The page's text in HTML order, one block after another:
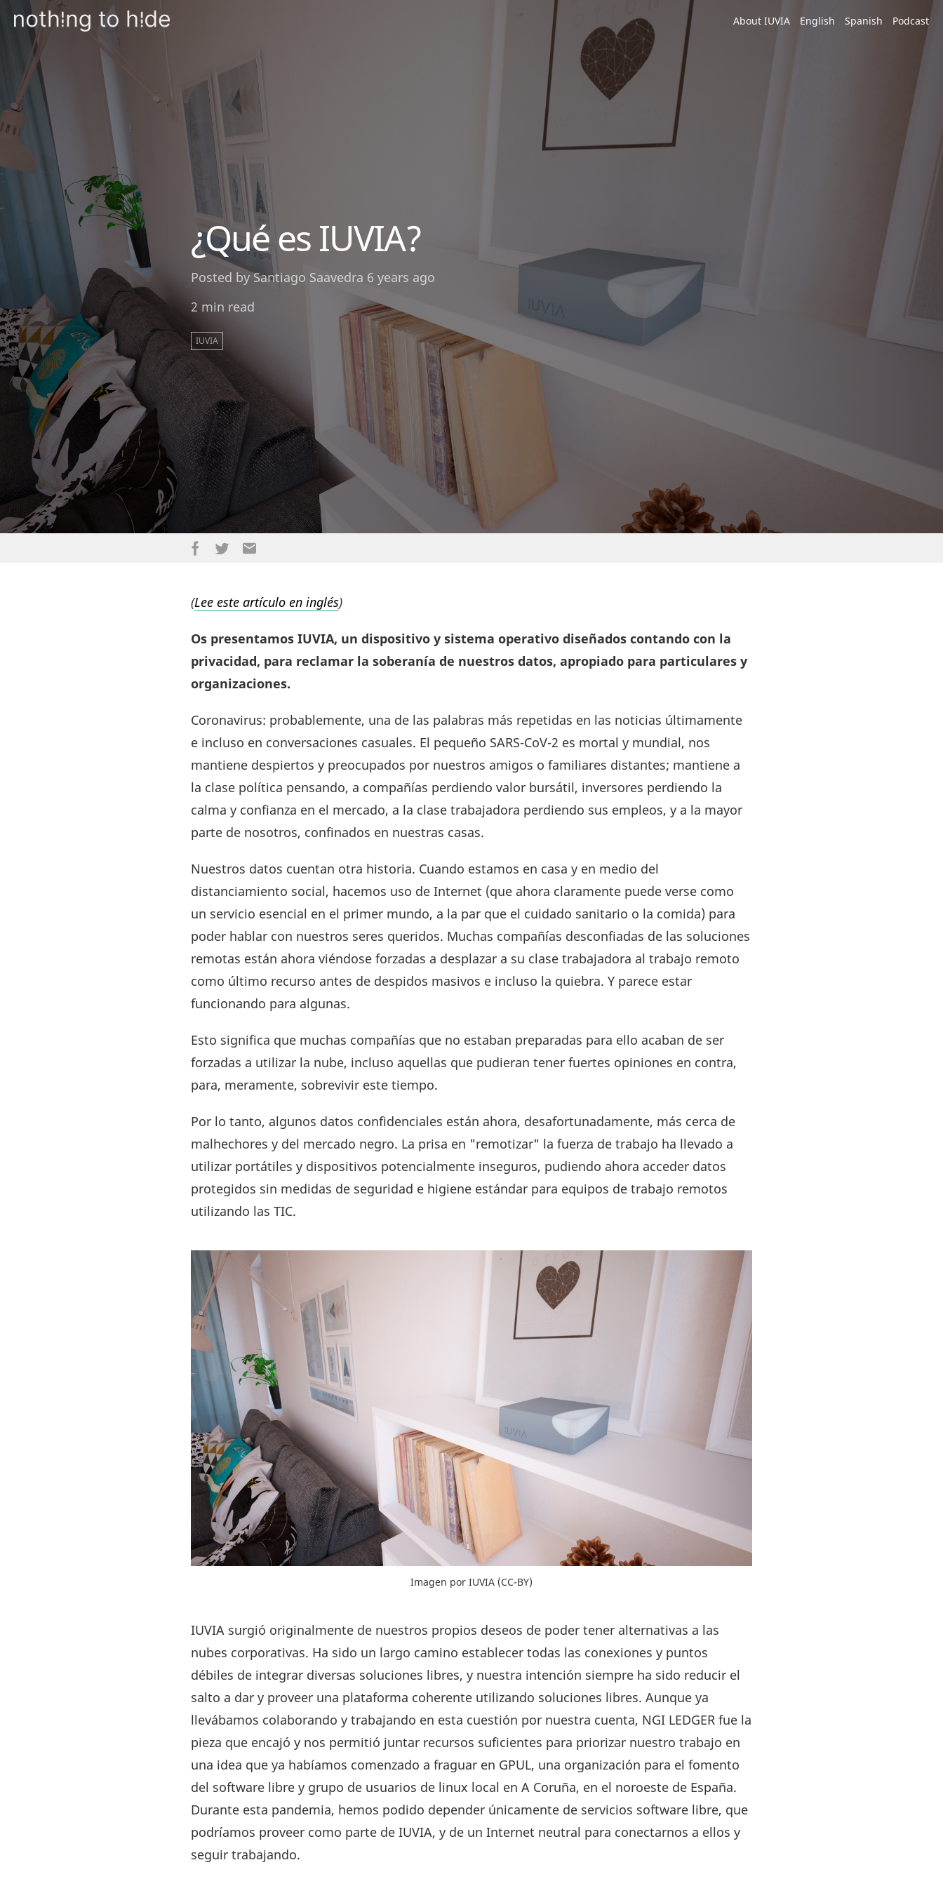
About IUVIA English Spanish Podcast
¿Qué es IUVIA?
Posted bySantiago Saavedra 6 years ago
2 min read
IUVIA
(Lee este artículo en inglés)
Os presentamos IUVIA, un dispositivo y sistema operativo diseñados contando con la
privacidad, para reclamar la soberanía de nuestros datos, apropiado para particulares y
organizaciones.
Coronavirus: probablemente, una de las palabras más repetidas en las noticias últimamente
e incluso en conversaciones casuales. El pequeño SARS-CoV-2 es mortal y mundial, nos
mantiene despiertos y preocupados por nuestros amigos o familiares distantes; mantiene a
la clase política pensando, a compañías perdiendo valor bursátil, inversores perdiendo la
calma y confianza en el mercado, a la clase trabajadora perdiendo sus empleos, y a la mayor
parte de nosotros, confinados en nuestras casas.
Nuestros datos cuentan otra historia. Cuando estamos en casa y en medio del
distanciamiento social, hacemos uso de Internet (que ahora claramente puede verse como
un servicio esencial en el primer mundo, a la par que el cuidado sanitario o la comida) para
poder hablar con nuestros seres queridos. Muchas compañías desconfiadas de las soluciones
remotas están ahora viéndose forzadas a desplazar a su clase trabajadora al trabajo remoto
como último recurso antes de despidos masivos e incluso la quiebra. Y parece estar
funcionando para algunas.
Esto significa que muchas compañías que no estaban preparadas para ello acaban de ser
forzadas a utilizar la nube, incluso aquellas que pudieran tener fuertes opiniones en contra,
para, meramente, sobrevivir este tiempo.
Por lo tanto, algunos datos confidenciales están ahora, desafortunadamente, más cerca de
malhechores y del mercado negro. La prisa en "remotizar" la fuerza de trabajo ha llevado a
utilizar portátiles y dispositivos potencialmente inseguros, pudiendo ahora acceder datos
protegidos sin medidas de seguridad e higiene estándar para equipos de trabajo remotos
utilizando las TIC.
Imagen por IUVIA (CC-BY)
IUVIA surgió originalmente de nuestros propios deseos de poder tener alternativas a las
nubes corporativas. Ha sido un largo camino establecer todas las conexiones y puntos
débiles de integrar diversas soluciones libres, y nuestra intención siempre ha sido reducir el
salto a dar y proveer una plataforma coherente utilizando soluciones libres. Aunque ya
llevábamos colaborando y trabajando en esta cuestión por nuestra cuenta, NGI LEDGER fue la
pieza que encajó y nos permitió juntar recursos suficientes para priorizar nuestro trabajo en
una idea que ya habíamos comenzado a fraguar en GPUL, una organización para el fomento
del software libre y grupo de usuarios de linux local en A Coruña, en el noroeste de España.
Durante esta pandemia, hemos podido depender únicamente de servicios software libre, que
podríamos proveer como parte de IUVIA, y de un Internet neutral para conectarnos a ellos y
seguir trabajando.